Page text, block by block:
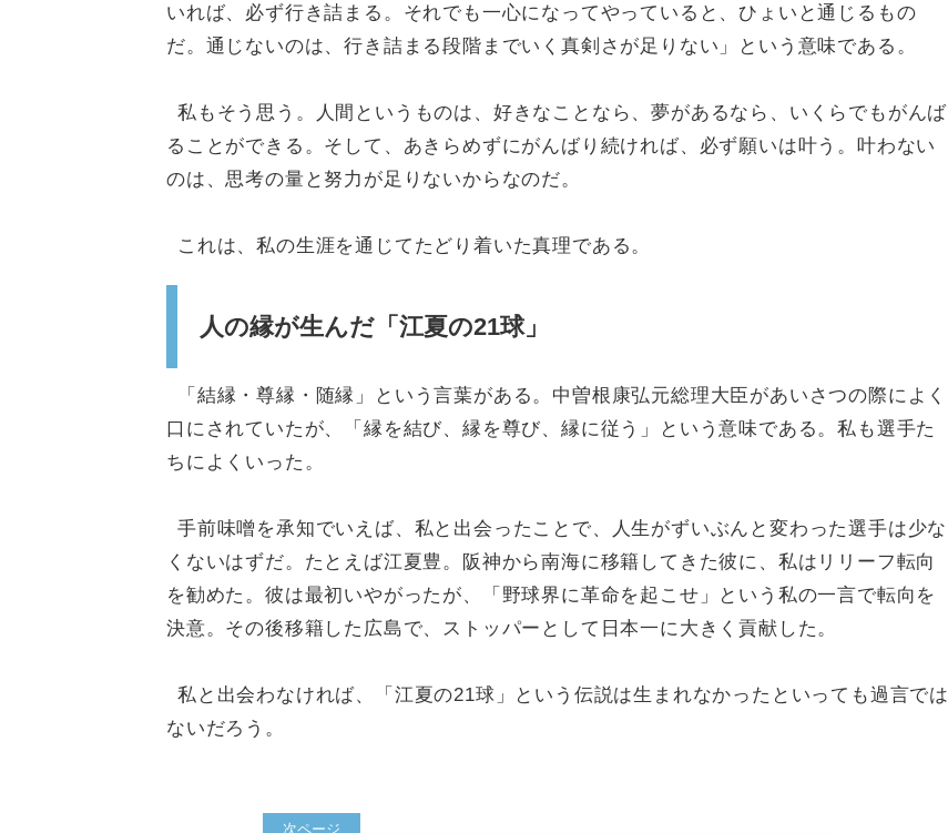
いれば、必ず行き詰まる。それでも一心になってやっていると、ひょいと通じるもの
だ。通じないのは、行き詰まる段階までいく真剣さが足りない」という意味である。
私もそう思う。人間というものは、好きなことなら、夢があるなら、いくらでもがんば
ることができる。そして、あきらめずにがんばり続ければ、必ず願いは叶う。叶わない
のは、思考の量と努力が足りないからなのだ。
これは、私の生涯を通じてたどり着いた真理である。
人の縁が生んだ「江夏の21球」
「結縁・尊縁・随縁」という言葉がある。中曽根康弘元総理大臣があいさつの際によく
口にされていたが、「縁を結び、縁を尊び、縁に従う」という意味である。私も選手た
ちによくいった。
手前味噌を承知でいえば、私と出会ったことで、人生がずいぶんと変わった選手は少な
くないはずだ。たとえば江夏豊。阪神から南海に移籍してきた彼に、私はリリーフ転向
を勧めた。彼は最初いやがったが、「野球界に革命を起こせ」という私の一言で転向を
決意。その後移籍した広島で、ストッパーとして日本一に大きく貢献した。
私と出会わなければ、「江夏の21球」という伝説は生まれなかったといっても過言では
ないだろう。